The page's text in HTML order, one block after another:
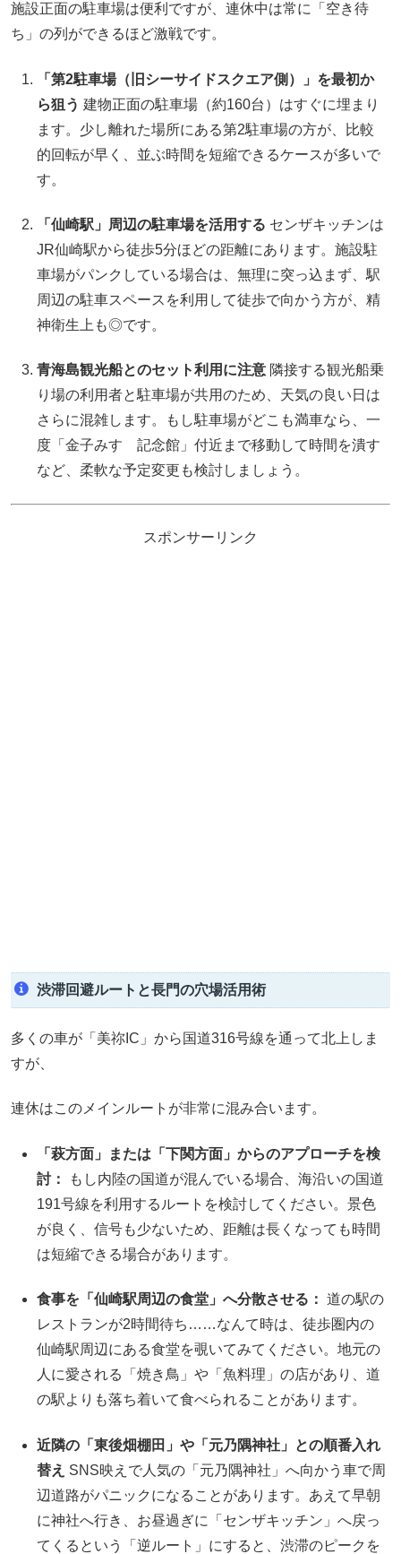
施設正面の駐車場は便利ですが、連休中は常に「空き待
ち」の列ができるほど激戦です。
「第2駐車場（旧シーサイドスクエア側）」を最初か
ら狙う 建物正面の駐車場（約160台）はすぐに埋まり
ます。少し離れた場所にある第2駐車場の方が、比較
的回転が早く、並ぶ時間を短縮できるケースが多いで
す。
「仙崎駅」周辺の駐車場を活用する センザキッチンは
JR仙崎駅から徒歩5分ほどの距離にあります。施設駐
車場がパンクしている場合は、無理に突っ込まず、駅
周辺の駐車スペースを利用して徒歩で向かう方が、精
神衛生上も◎です。
青海島観光船とのセット利用に注意 隣接する観光船乗
り場の利用者と駐車場が共用のため、天気の良い日は
さらに混雑します。もし駐車場がどこも満車なら、一
度「金子みすゞ記念館」付近まで移動して時間を潰す
など、柔軟な予定変更も検討しましょう。
スポンサーリンク
渋滞回避ルートと長門の穴場活用術
多くの車が「美祢IC」から国道316号線を通って北上しま
すが、
連休はこのメインルートが非常に混み合います。
「萩方面」または「下関方面」からのアプローチを検
討：
もし内陸の国道が混んでいる場合、海沿いの国道
191号線を利用するルートを検討してください。景色
が良く、信号も少ないため、距離は長くなっても時間
は短縮できる場合があります。
食事を「仙崎駅周辺の食堂」へ分散させる： 道の駅の
レストランが2時間待ち……なんて時は、徒歩圏内の
仙崎駅周辺にある食堂を覗いてみてください。地元の
人に愛される「焼き鳥」や「魚料理」の店があり、道
の駅よりも落ち着いて食べられることがあります。
近隣の「東後畑棚田」や「元乃隅神社」との順番入れ
替え SNS映えで人気の「元乃隅神社」へ向かう車で周
辺道路がパニックになることがあります。あえて早朝
に神社へ行き、お昼過ぎに「センザキッチン」へ戻っ
てくるという「逆ルート」にすると、渋滞のピークを